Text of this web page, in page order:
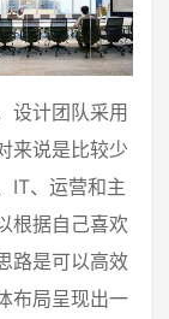
设计团队采用
来说是比较少
IT、运营和主
根据自己喜欢
路是可以高效
布局呈现出一